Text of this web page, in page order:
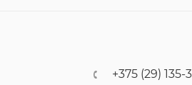
+375 (29) 135-